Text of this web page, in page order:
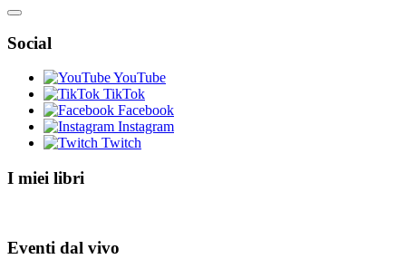
Social
YouTube
TikTok
Facebook
Instagram
Twitch
I miei libri
Eventi dal vivo